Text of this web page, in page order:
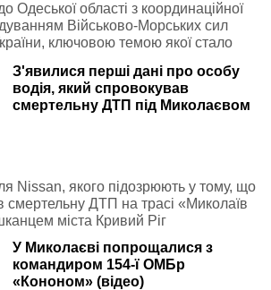
Одеської області з координаційної
Військово-Морських сил
ключовою темою якої стало
оборони регіону
З'явилися перші дані про особу
водія, який спровокував
смертельну ДТП під Миколаєвом
Nissan, якого підозрюють у тому, що
смертельну ДТП на трасі «Миколаїв
міста Кривий Ріг
У Миколаєві попрощалися з
командиром 154-ї ОМБр
«Кононом» (відео)